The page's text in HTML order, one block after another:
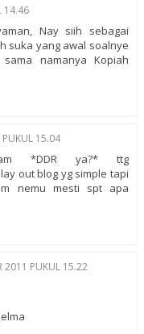
14.46
Nay siih sebagai
suka yang awal soalnye
namanya Kopiah
PUKUL 15.04
*DDR ya?* ttg
out blog yg simple tapi
nemu mesti spt apa
2011 PUKUL 15.22